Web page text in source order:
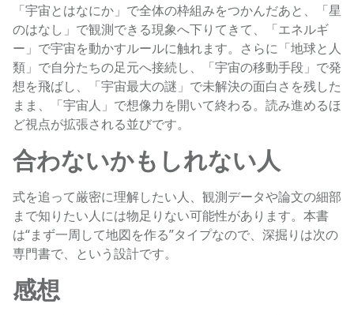
「宇宙とはなにか」で全体の枠組みをつかんだあと、「星
のはなし」で観測できる現象へ下りてきて、「エネルギ
ー」で宇宙を動かすルールに触れます。さらに「地球と人
類」で自分たちの足元へ接続し、「宇宙の移動手段」で発
想を飛ばし、「宇宙最大の謎」で未解決の面白さを残した
まま、「宇宙人」で想像力を開いて終わる。読み進めるほ
ど視点が拡張される並びです。
合わないかもしれない人
式を追って厳密に理解したい人、観測データや論文の細部
まで知りたい人には物足りない可能性があります。本書
は“まず一周して地図を作る”タイプなので、深掘りは次の
専門書で、という設計です。
感想